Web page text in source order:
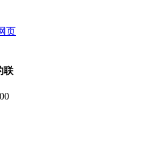
页
联